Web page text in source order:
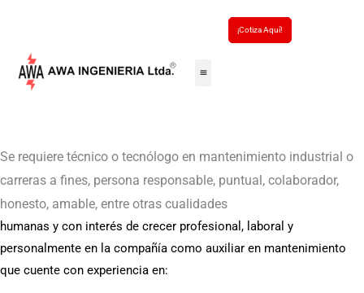
contenido
¡Cotiza Aquí!
Se requiere técnico o tecnólogo en mantenimiento industrial o
carreras a fines, persona responsable, puntual, colaborador,
honesto, amable, entre otras cualidades
humanas y con interés de crecer profesional, laboral y
personalmente en la compañía como auxiliar en mantenimiento
que cuente con experiencia en: